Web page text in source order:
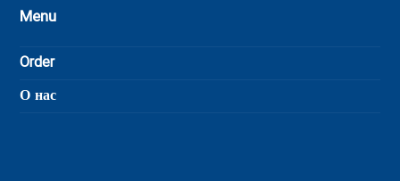
Menu
Order
О нас